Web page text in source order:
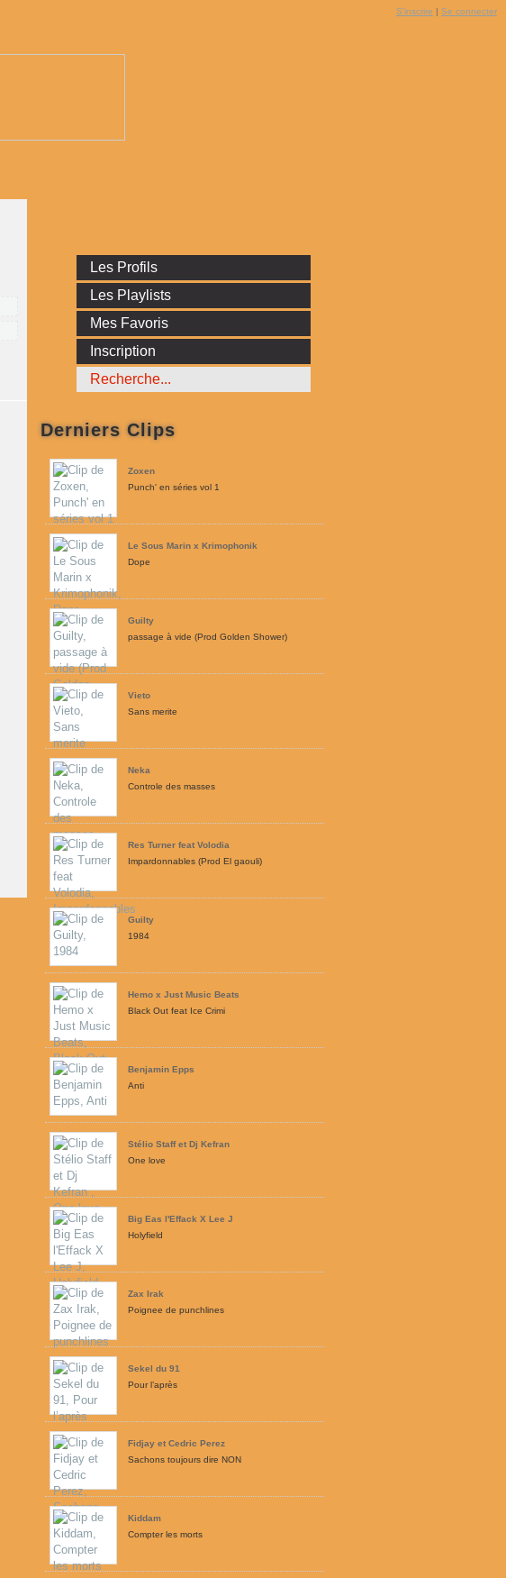
S'inscrire | Se connecter
Les Profils
Les Playlists
Mes Favoris
Inscription
Derniers Clips
Zoxen
Punch' en séries vol 1
Le Sous Marin x Krimophonik
Dope
Guilty
passage à vide (Prod Golden Shower)
Vieto
Sans merite
Neka
Controle des masses
Res Turner feat Volodia
Impardonnables (Prod El gaouli)
Guilty
1984
Hemo x Just Music Beats
Black Out feat Ice Crimi
Benjamin Epps
Anti
Stélio Staff et Dj Kefran
One love
Big Eas l'Effack X Lee J
Holyfield
Zax Irak
Poignee de punchlines
Sekel du 91
Pour l’après
Fidjay et Cedric Perez
Sachons toujours dire NON
Kiddam
Compter les morts